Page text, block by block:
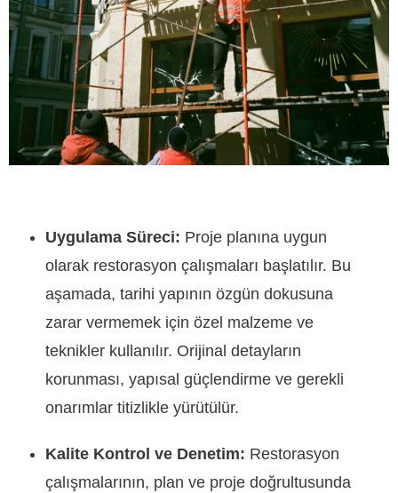
Uygulama Süreci: Proje planına uygun
olarak restorasyon çalışmaları başlatılır. Bu
aşamada, tarihi yapının özgün dokusuna
zarar vermemek için özel malzeme ve
teknikler kullanılır. Orijinal detayların
korunması, yapısal güçlendirme ve gerekli
onarımlar titizlikle yürütülür.
Kalite Kontrol ve Denetim: Restorasyon
çalışmalarının, plan ve proje doğrultusunda